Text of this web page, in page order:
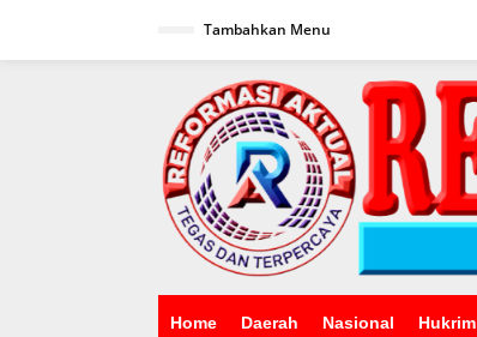
Tambahkan Menu
Home Daerah Nasional Hukrim